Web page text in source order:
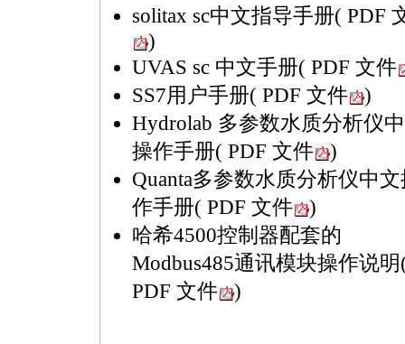
solitax sc中文指导手册( PDF
)
UVAS sc 中文手册( PDF 文件
SS7用户手册( PDF 文件
)
Hydrolab 多参数水质分析仪
操作手册( PDF 文件
)
Quanta多参数水质分析仪中
作手册( PDF 文件
)
哈希4500控制器配套的
Modbus485通讯模块操作说明
PDF 文件
)